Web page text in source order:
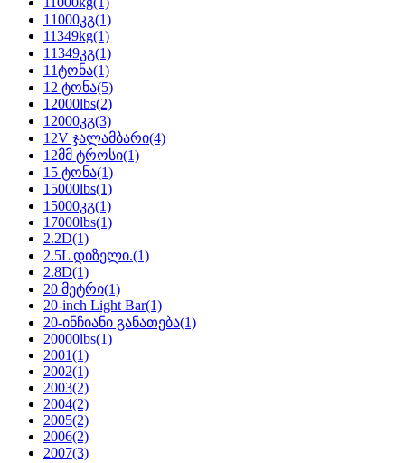
11000კგ(1)
11349kg(1)
11349კგ(1)
11ტონა(1)
12 ტონა(5)
12000lbs(2)
12000კგ(3)
12V ჯალამბარი(4)
12მმ ტროსი(1)
15 ტონა(1)
15000lbs(1)
15000კგ(1)
17000lbs(1)
2.2D(1)
2.5L დიზელი.(1)
2.8D(1)
20 მეტრი(1)
20-inch Light Bar(1)
20-ინჩიანი განათება(1)
20000lbs(1)
2001(1)
2002(1)
2003(2)
2004(2)
2005(2)
2006(2)
2007(3)